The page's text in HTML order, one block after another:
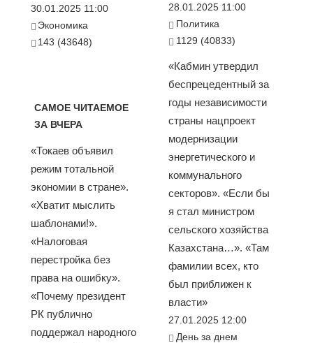
30.01.2025 11:00
Экономика
143 (43648)
САМОЕ ЧИТАЕМОЕ
ЗА ВЧЕРА
«Токаев объявил
режим тотальной
экономии в стране».
«Хватит мыслить
шаблонами!».
«Налоговая
перестройка без
права на ошибку».
«Почему президент
РК публично
поддержал народного
28.01.2025 11:00
Политика
1129 (40833)
«Кабмин утвердил
беспрецедентный за
годы независимости
страны нацпроект
модернизации
энергетического и
коммунального
секторов». «Если бы
я стал министром
сельского хозяйства
Казахстана…». «Там
фамилии всех, кто
был приближен к
власти»
27.01.2025 12:00
День за днем